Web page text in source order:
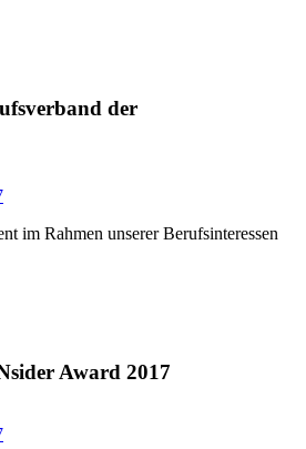
der
im Rahmen unserer Berufsinteressen
Award 2017